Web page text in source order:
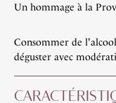
Un hommage à la
Consommer de
déguster avec